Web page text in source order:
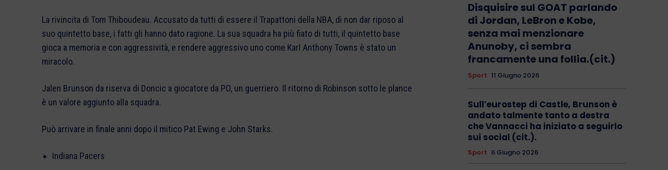
La rivincita di Tom Thiboudeau. Accusato da tutti di essere il Trapattoni della NBA, di non dar riposo al
suo quintetto base, i fatti gli hanno dato ragione. La sua squadra ha più fiato di tutti, il quintetto base
gioca a memoria e con aggressività, e rendere aggressivo uno come Karl Anthony Towns è stato un
miracolo.
Jalen Brunson da riserva di Doncic a giocatore da PO, un guerriero. Il ritorno di Robinson sotto le plance
è un valore aggiunto alla squadra.
Può arrivare in finale anni dopo il mitico Pat Ewing e John Starks.
Indiana Pacers
Disquisire sul GOAT parlando
di Jordan, LeBron e Kobe,
senza mai menzionare
Anunoby, ci sembra
francamente una follia.(cit.)
Sport 11 Giugno 2026
Sull’eurostep di Castle, Brunson è
andato talmente tanto a destra
che Vannacci ha iniziato a seguirlo
sui social (cit.).
Sport 6 Giugno 2026